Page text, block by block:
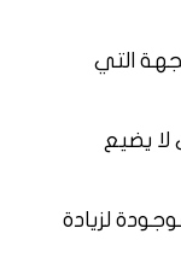
التي
لا يضيع
لزيادة